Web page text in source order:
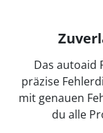
Das autoaid
präzise
mit genauen
du alle